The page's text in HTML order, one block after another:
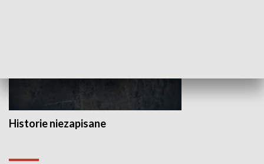
Historie niezapisane